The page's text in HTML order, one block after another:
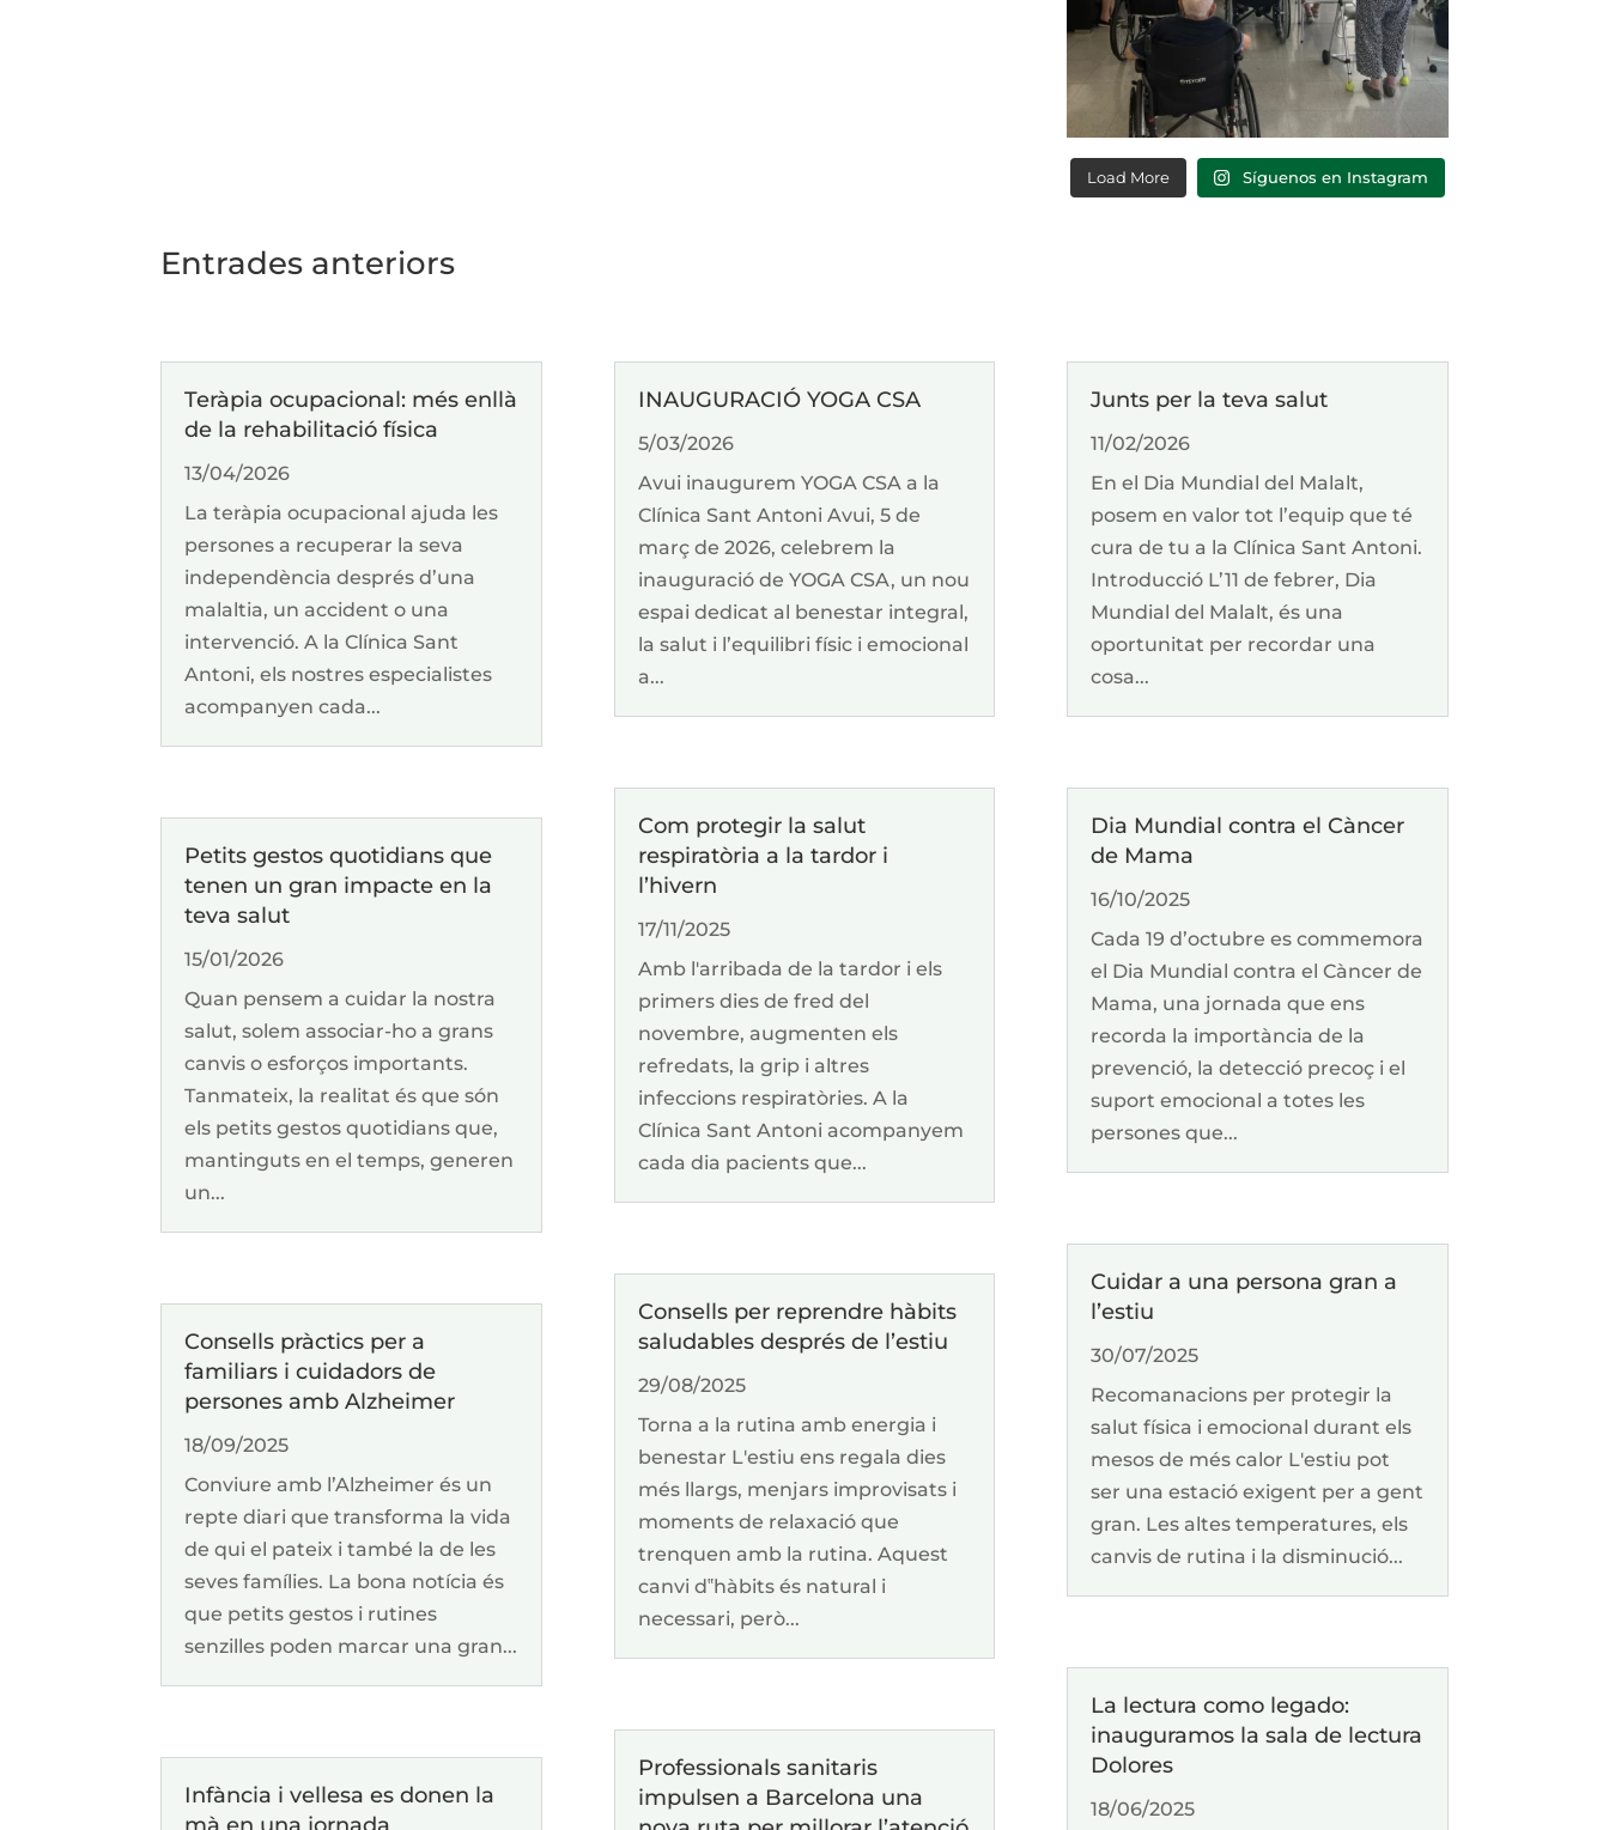
Load More Síguenos en Instagram
Entrades anteriors
Teràpia ocupacional: més enllà
de la rehabilitació física
13/04/2026
La teràpia ocupacional ajuda les
persones a recuperar la seva
independència després d’una
malaltia, un accident o una
intervenció. A la Clínica Sant
Antoni, els nostres especialistes
acompanyen cada...
Petits gestos quotidians que
tenen un gran impacte en la
teva salut
15/01/2026
Quan pensem a cuidar la nostra
salut, solem associar-ho a grans
canvis o esforços importants.
Tanmateix, la realitat és que són
els petits gestos quotidians que,
mantinguts en el temps, generen
un...
Consells pràctics per a
familiars i cuidadors de
persones amb Alzheimer
18/09/2025
Conviure amb l’Alzheimer és un
repte diari que transforma la vida
de qui el pateix i també la de les
seves famílies. La bona notícia és
que petits gestos i rutines
senzilles poden marcar una gran...
Infància i vellesa es donen la
INAUGURACIÓ YOGA CSA
5/03/2026
Avui inaugurem YOGA CSA a la
Clínica Sant Antoni Avui, 5 de
març de 2026, celebrem la
inauguració de YOGA CSA, un nou
espai dedicat al benestar integral,
la salut i l’equilibri físic i emocional
a...
Com protegir la salut
respiratòria a la tardor i
l’hivern
17/11/2025
Amb l'arribada de la tardor i els
primers dies de fred del
novembre, augmenten els
refredats, la grip i altres
infeccions respiratòries. A la
Clínica Sant Antoni acompanyem
cada dia pacients que...
Consells per reprendre hàbits
saludables després de l’estiu
29/08/2025
Torna a la rutina amb energia i
benestar L'estiu ens regala dies
més llargs, menjars improvisats i
moments de relaxació que
trenquen amb la rutina. Aquest
canvi d‟hàbits és natural i
necessari, però...
Professionals sanitaris
impulsen a Barcelona una
Junts per la teva salut
11/02/2026
En el Dia Mundial del Malalt,
posem en valor tot l’equip que té
cura de tu a la Clínica Sant Antoni.
Introducció L’11 de febrer, Dia
Mundial del Malalt, és una
oportunitat per recordar una
cosa...
Dia Mundial contra el Càncer
de Mama
16/10/2025
Cada 19 d’octubre es commemora
el Dia Mundial contra el Càncer de
Mama, una jornada que ens
recorda la importància de la
prevenció, la detecció precoç i el
suport emocional a totes les
persones que...
Cuidar a una persona gran a
l’estiu
30/07/2025
Recomanacions per protegir la
salut física i emocional durant els
mesos de més calor L'estiu pot
ser una estació exigent per a gent
gran. Les altes temperatures, els
canvis de rutina i la disminució...
La lectura como legado:
inauguramos la sala de lectura
Dolores
18/06/2025